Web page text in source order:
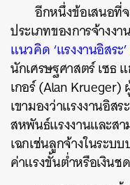
อีกหนึ่งข้อเสนอที่
ประเภทของการจ้างง
แนวคิด ‘แรงงานอิสร
นักเศรษฐศาสตร์ เซธ
เกอร์ (Alan
เขามองว่าแรงงานอิส
สหพันธ์แรงงานและสา
เฉกเช่นลูกจ้างในระบ
ค่าแรงขั้นต่ำหรือเงินช